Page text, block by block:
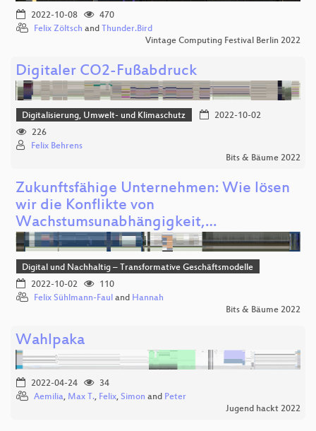
2022-10-08
470
Felix Zöltsch and Thunder.Bird
Vintage Computing Festival Berlin 2022
Digitaler CO2-Fußabdruck
Digitalisierung, Umwelt- und Klimaschutz
2022-10-02
226
Felix Behrens
Bits & Bäume 2022
Zukunftsfähige Unternehmen: Wie lösen
wir die Konflikte von
Wachstumsunabhängigkeit,…
Digital und Nachhaltig – Transformative Geschäftsmodelle
2022-10-02
110
Felix Sühlmann-Faul and Hannah
Bits & Bäume 2022
Wahlpaka
2022-04-24
34
Aemilia, Max T., Felix, Simon and Peter
Jugend hackt 2022